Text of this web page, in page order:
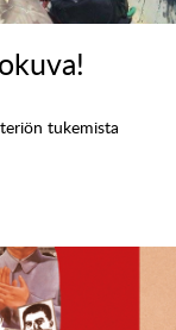
tukemista